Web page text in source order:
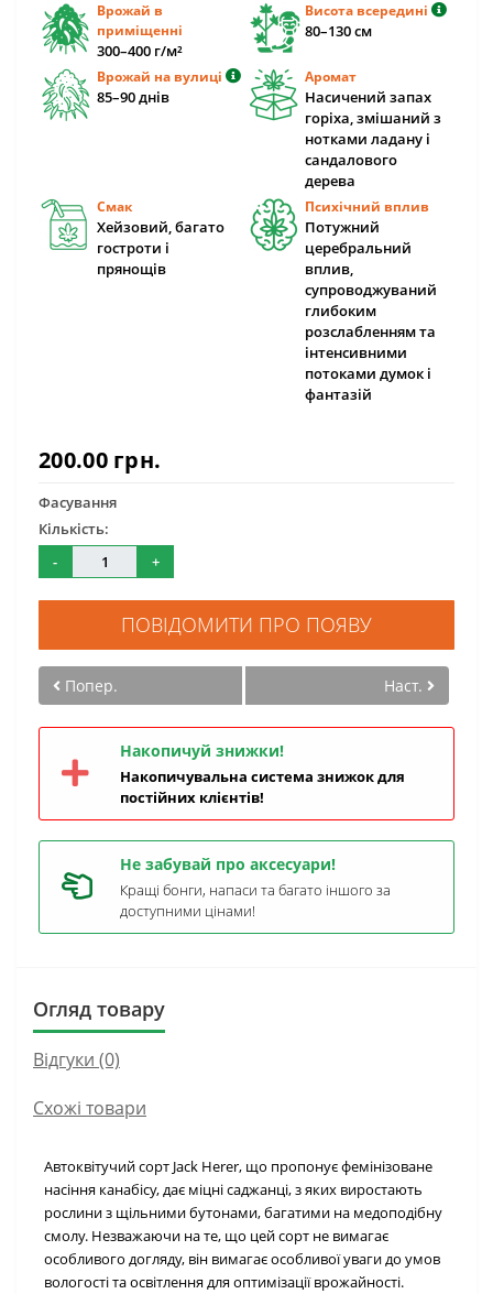
Врожай в
приміщенні
300–400 г/м²
Висота всередині
80–130 см
Врожай на вулиці
85–90 днів
Аромат
Насичений запах
горіха, змішаний з
нотками ладану і
сандалового
дерева
Смак
Хейзовий, багато
гостроти і
прянощів
Психічний вплив
Потужний
церебральний
вплив,
супроводжуваний
глибоким
розслабленням та
інтенсивними
потоками думок і
фантазій
200.00 грн.
Фасування
Кількість:
-
+
ПОВІДОМИТИ ПРО ПОЯВУ
Попер. Наст.
Накопичуй знижки!
Накопичувальна система знижок для
постійних клієнтів!
Не забувай про аксесуари!
Кращі бонги, напаси та багато іншого за
доступними цінами!
Огляд товару
Відгуки (0)
Схожі товари
Автоквітучий сорт Jack Herer, що пропонує фемінізоване
насіння канабісу, дає міцні саджанці, з яких виростають
рослини з щільними бутонами, багатими на медоподібну
смолу. Незважаючи на те, що цей сорт не вимагає
особливого догляду, він вимагає особливої уваги до умов
вологості та освітлення для оптимізації врожайності.